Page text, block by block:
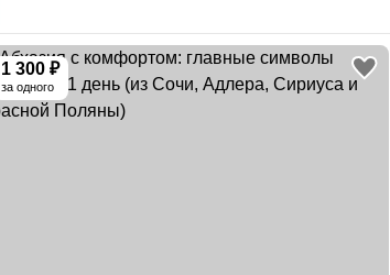
1 300 ₽
за одного